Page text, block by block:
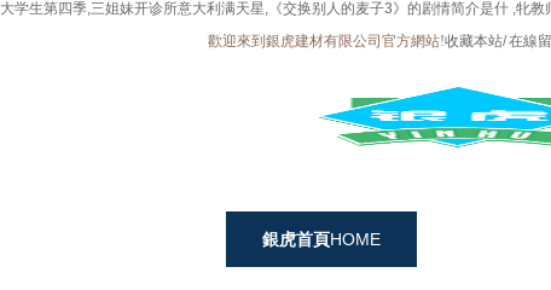
大学生第四季,三姐妹开诊所意大利满天星,《交换别人的麦子3》的剧情简介是什 ,牝
歡迎來到銀虎建材有限公司官方網站!收藏本站/在線
銀虎首頁HOME